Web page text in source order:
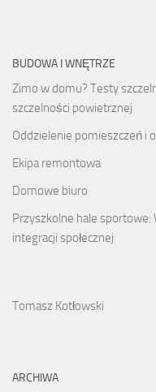
BUDOWA I WNĘTRZE
Zimo w domu? Testy
szczelności powietrznej
Oddzielenie pomieszczeń i
Ekipa remontowa
Domowe biuro
Przyszkolne hale sportowe:
integracji społecznej
Tomasz Kotłowski
ARCHIWA